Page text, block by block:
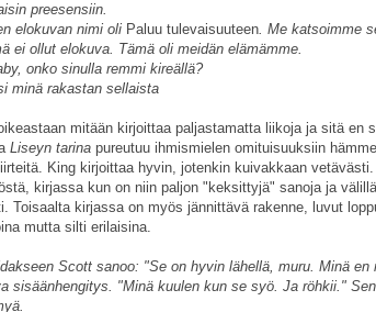
preesensiin.
elokuvan nimi oli Paluu tulevaisuuteen. Me katsoimme
ei ollut elokuva. Tämä oli meidän elämämme.
onko sinulla remmi kireällä?
minä rakastan sellaista
mitään kirjoittaa paljastamatta liikoja ja sitä en
Liseyn tarina pureutuu ihmismielen omituisuuksiin
King kirjoittaa hyvin, jotenkin kuivakkaan
kirjassa kun on niin paljon "keksittyjä" sanoja ja
Toisaalta kirjassa on myös jännittävä rakenne, luvut
mutta silti erilaisina.
Scott sanoo: "Se on hyvin lähellä, muru. Minä
sisäänhengitys. "Minä kuulen kun se syö. Ja röhkii."